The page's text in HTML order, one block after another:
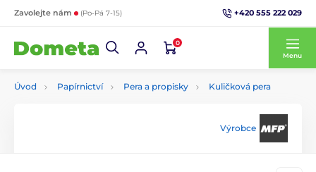
Zavolejte nám (Po-Pá 7-15) +420 555 222 029
0
Menu
Úvod Papírnictví Pera a propisky Kuličková pera
Výrobce